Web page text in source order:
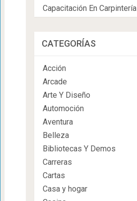
Capacitación En Carpintería
CATEGORÍAS
Acción
Arcade
Arte Y Diseño
Automoción
Aventura
Belleza
Bibliotecas Y Demos
Carreras
Cartas
Casa y hogar